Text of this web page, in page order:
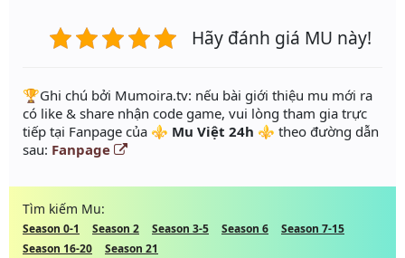
Hãy đánh giá MU này!
️🏆Ghi chú bởi Mumoira.tv: nếu bài giới thiệu mu mới ra
có like & share nhận code game, vui lòng tham gia trực
tiếp tại Fanpage của ⚜️ Mu Việt 24h ⚜️ theo đường dẫn
sau: Fanpage
Tìm kiếm Mu:
Season 0-1 Season 2 Season 3-5 Season 6
Season 7-15
Season 16-20
Season 21